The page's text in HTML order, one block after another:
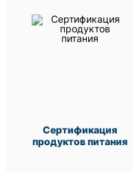
Сертификация
продуктов питания